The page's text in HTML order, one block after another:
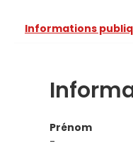
Informations
Prénom
-